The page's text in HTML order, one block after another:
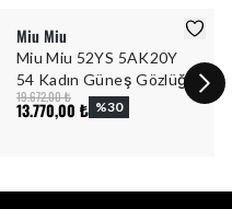
Miu Miu
Miu Miu 52YS 5AK20Y
54 Kadın Güneş Gözlüğü
19.672,00 ₺
13.770,00 ₺ %30